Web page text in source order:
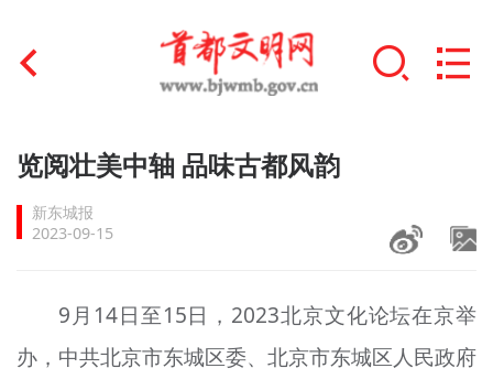
首页
文明创建
文明培育
+
未成年人思想道德建设
览阅壮美中轴 品味古都风韵
新东城报
2023-09-15
9月14日至15日，2023北京文化论坛在京举
办，中共北京市东城区委、北京市东城区人民政府